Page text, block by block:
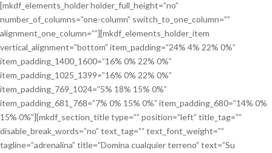
[mkdf_elements_holder holder_full_height=”no”
number_of_columns=”one-column” switch_to_one_column=””
alignment_one_column=””][mkdf_elements_holder_item
vertical_alignment=”bottom” item_padding=”24% 4% 22% 0%”
item_padding_1400_1600=”16% 0% 22% 0%”
item_padding_1025_1399=”16% 0% 22% 0%”
item_padding_769_1024=”5% 18% 15% 0%”
item_padding_681_768=”7% 0% 15% 0%” item_padding_680=”14% 0%
15% 0%”][mkdf_section_title type=”” position=”left” title_tag=””
disable_break_words=”no” text_tag=”” text_font_weight=””
tagline=”adrenalina” title=”Domina cualquier terreno” text=”Su